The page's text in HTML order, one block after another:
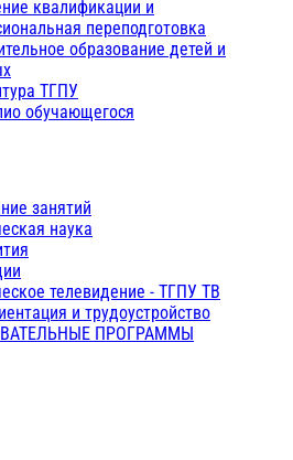
квалификации и
переподготовка
образование детей и
ТГПУ
обучающегося
занятий
наука
телевидение - ТГПУ ТВ
и трудоустройство
ПРОГРАММЫ